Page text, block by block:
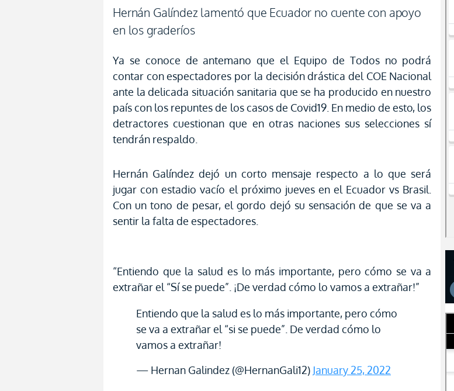
Hernán Galíndez lamentó que Ecuador no cuente con apoyo
en los graderíos
Ya se conoce de antemano que el Equipo de Todos no podrá
contar con espectadores por la decisión drástica del COE Nacional
ante la delicada situación sanitaria que se ha producido en nuestro
país con los repuntes de los casos de Covid19. En medio de esto, los
detractores cuestionan que en otras naciones sus selecciones sí
tendrán respaldo.
Hernán Galíndez dejó un corto mensaje respecto a lo que será
jugar con estadio vacío el próximo jueves en el Ecuador vs Brasil.
Con un tono de pesar, el gordo dejó su sensación de que se va a
sentir la falta de espectadores.
“Entiendo que la salud es lo más importante, pero cómo se va a
extrañar el “Sí se puede”. ¡De verdad cómo lo vamos a extrañar!”
Entiendo que la salud es lo más importante, pero cómo
se va a extrañar el “si se puede”. De verdad cómo lo
vamos a extrañar!
— Hernan Galindez (@HernanGali12) January 25, 2022